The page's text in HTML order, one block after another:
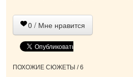
0 / Мне нравится
ПОХОЖИЕ СЮЖЕТЫ / 6